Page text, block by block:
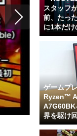
スタッフ
前、たっ
に1本だけ
ゲームプ
Ryzen™
界を駆け